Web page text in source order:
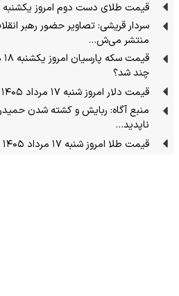
قیمت طلای دست دوم امروز یکشنبه ۱۸ مرداد ۱۴۰۵
سردار قریشی: تصاویر حضور رهبر
منتشر می‌ش…
چند شد؟
قیمت دلار امروز شنبه ۱۷ مرداد ۱۴۰۵ / دلار در بازار آزاد چند شد؟
منبع آگاه: ربایش و کشته شدن
ناپدید…
قیمت طلا امروز شنبه ۱۷ مرداد ۱۴۰۵ / طلای ۱۸ عیار گران شد